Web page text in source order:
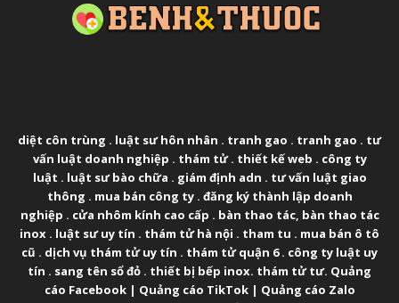
diệt côn trùng . luật sư hôn nhân . tranh gao . tranh gao . tư
vấn luật doanh nghiệp . thám tử. thiết kế web . công ty
luật . luật sư bào chữa . giám định adn . tư vấn luật giao
thông . mua bán công ty. đăng ký thành lập doanh
nghiệp . cửa nhôm kính cao cấp . bàn thao tác, bàn thao tác
inox . luật sư uy tín . thám tử hà nội . tham tu . mua bán ô tô
cũ . dịch vụ thám tử uy tín . thám tử quận 6. công ty luật uy
tín . sang tên sổ đỏ . thiết bị bếp inox. thám tử tư. Quảng
cáo Facebook| Quảng cáo TikTok| Quảng cáo Zalo